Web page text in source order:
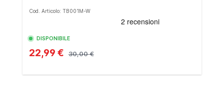
Cod. Articolo: TB001M-W
DISPONIBILE
22,99 € 30,00 €